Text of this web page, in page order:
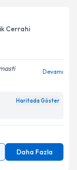
Cerrahi
Devamı
Haritada Göster
Daha Fazla